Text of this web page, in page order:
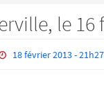
le 16
18 février 2013 - 21h27